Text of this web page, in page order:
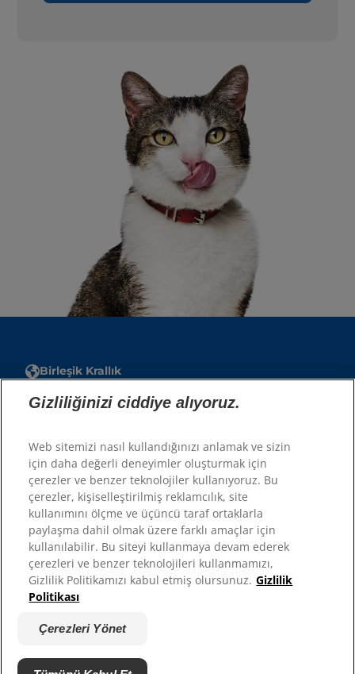
Birleşik Krallık
Hesap
Kaynaklar
Bize Ulaşın
Site Haritası
Sitelerimiz
Hill’s’in Veteriner Hekimi
Barınak Ortakları
Gizliliğinizi ciddiye alıyoruz.
Web sitemizi nasıl kullandığınızı anlamak ve sizin
için daha değerli deneyimler oluşturmak için
çerezler ve benzer teknolojiler kullanıyoruz. Bu
çerezler, kişiselleştirilmiş reklamcılık, site
kullanımını ölçme ve üçüncü taraf ortaklarla
paylaşma dahil olmak üzere farklı amaçlar için
kullanılabilir. Bu siteyi kullanmaya devam ederek
çerezleri ve benzer teknolojileri kullanmamızı,
Gizlilik Politikamızı kabul etmiş olursunuz. Gizlilik
Politikası
Çerezleri Yönet